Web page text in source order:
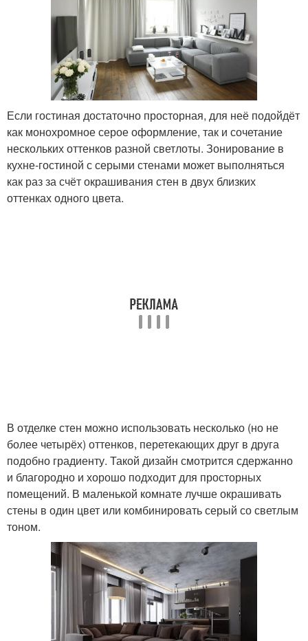
Если гостиная достаточно просторная, для неё подойдёт
как монохромное серое оформление, так и сочетание
нескольких оттенков разной светлоты. Зонирование в
кухне-гостиной с серыми стенами может выполняться
как раз за счёт окрашивания стен в двух близких
оттенках одного цвета.
В отделке стен можно использовать несколько (но не
более четырёх) оттенков, перетекающих друг в друга
подобно градиенту. Такой дизайн смотрится сдержанно
и благородно и хорошо подходит для просторных
помещений. В маленькой комнате лучше окрашивать
стены в один цвет или комбинировать серый со светлым
тоном.